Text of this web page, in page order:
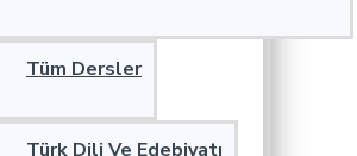
Tüm Dersler
Türk Dili Ve Edebiyatı